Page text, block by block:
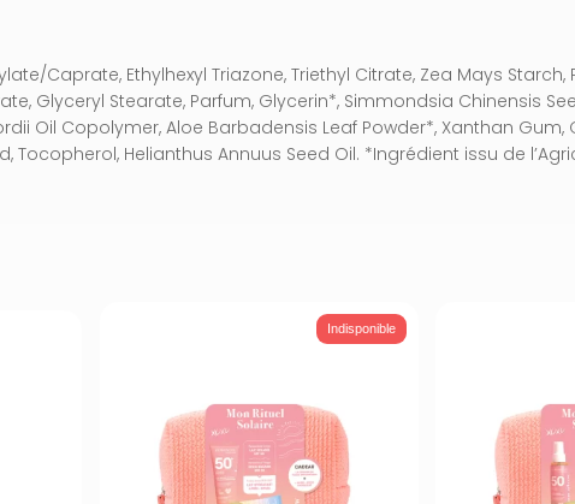
Caprate, Ethylhexyl Triazone, Triethyl Citrate, Zea Mays Starch,
Glyceryl Stearate, Parfum, Glycerin*, Simmondsia Chinensis
Oil Copolymer, Aloe Barbadensis Leaf Powder*, Xanthan Gum,
Tocopherol, Helianthus Annuus Seed Oil. *Ingrédient issu de
Indisponible